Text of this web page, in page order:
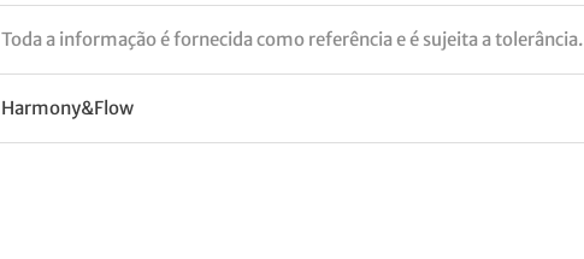
Toda a informação é fornecida como referência e é sujeita a tolerância.
Harmony&Flow